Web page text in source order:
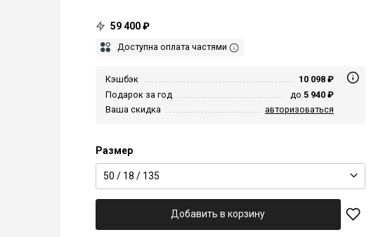
59 400 ₽
Доступна оплата частями
Кэшбэк
10 098 ₽
Подарок за год
до 5 940 ₽
Ваша скидка
авторизоваться
Размер
50 / 18 / 135
Добавить в корзину